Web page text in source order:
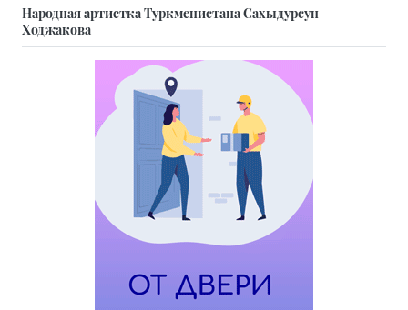
Народная артистка Туркменистана Сахыдурсун
Ходжакова